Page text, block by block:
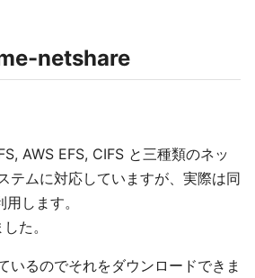
netshare
AWS EFS, CIFS と三種類のネッ
テムに対応していますが、実際は同
します。
た。
いるのでそれをダウンロードできま